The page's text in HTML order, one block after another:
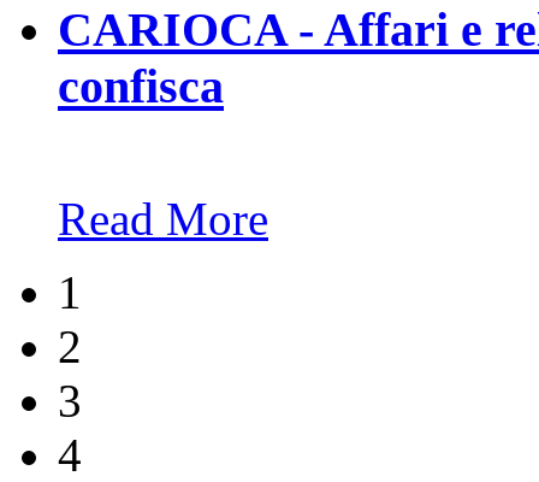
CARIOCA - Affari e
confisca
Read More
1
2
3
4